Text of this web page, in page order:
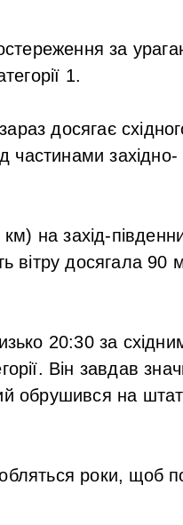
за
1.
досягає
частинами західно-
на захід-
вітру досягала 90
20:30 за
Він завдав
обрушився на
роки, щоб